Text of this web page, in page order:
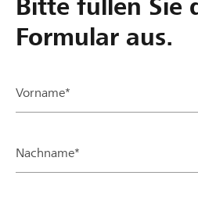
Bitte füllen Sie
Formular aus.
Vorname*
Nachname*